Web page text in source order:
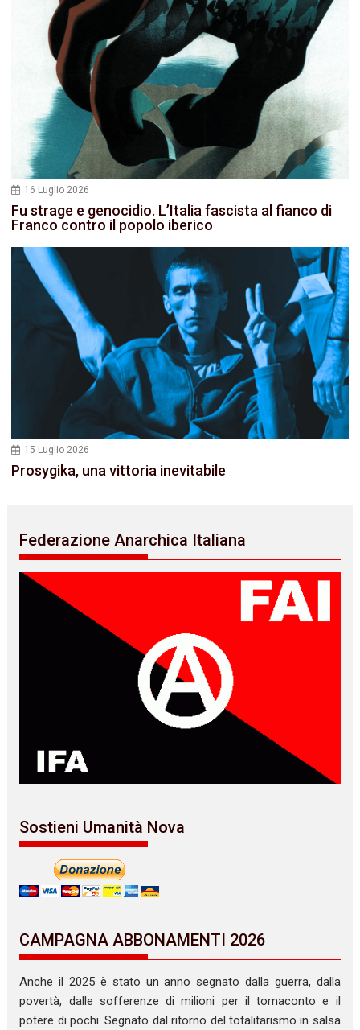
16 Luglio 2026
Fu strage e genocidio. L’Italia fascista al fianco di
Franco contro il popolo iberico
15 Luglio 2026
Prosygika, una vittoria inevitabile
Federazione Anarchica Italiana
Sostieni Umanità Nova
CAMPAGNA ABBONAMENTI 2026
Anche il 2025 è stato un anno segnato dalla guerra, dalla
povertà, dalle sofferenze di milioni per il tornaconto e il
potere di pochi. Segnato dal ritorno del totalitarismo in salsa